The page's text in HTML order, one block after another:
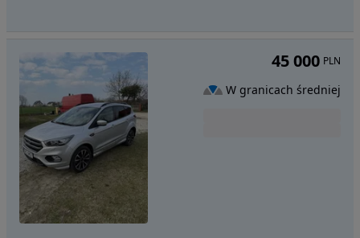
45 000 PLN
W granicach średniej